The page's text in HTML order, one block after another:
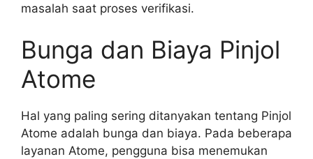
masalah saat proses verifikasi.
Bunga dan Biaya Pinjol
Atome
Hal yang paling sering ditanyakan tentang Pinjol
Atome adalah bunga dan biaya. Pada beberapa
layanan Atome, pengguna bisa menemukan